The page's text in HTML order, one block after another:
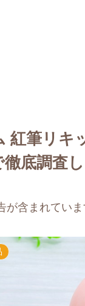
紅筆リキ
底調査
が含まれていま